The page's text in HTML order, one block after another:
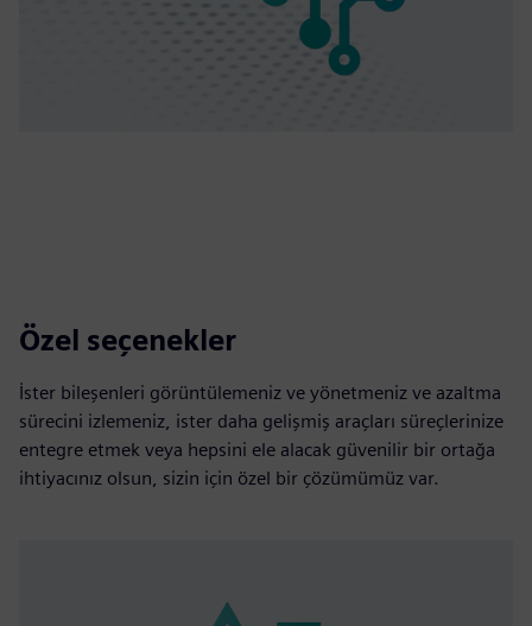
Özel seçenekler
İster bileşenleri görüntülemeniz ve yönetmeniz ve azaltma
sürecini izlemeniz, ister daha gelişmiş araçları süreçlerinize
entegre etmek veya hepsini ele alacak güvenilir bir ortağa
ihtiyacınız olsun, sizin için özel bir çözümümüz var.